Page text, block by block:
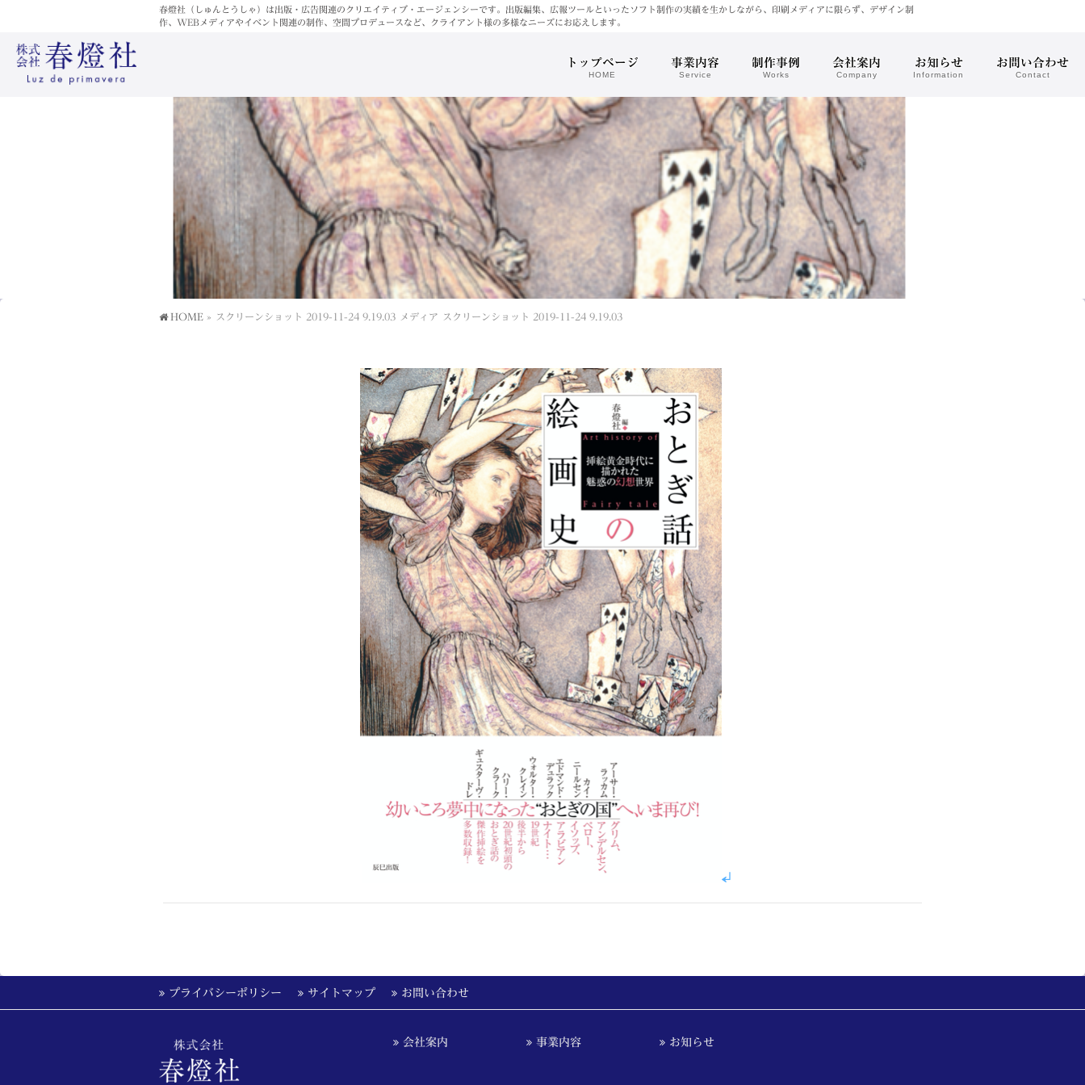
春燈社（しゅんとうしゃ）は出版・広告関連のクリエイティブ・エージェンシーです。出版編集、広報ツールといったソフト制作の実績を生かしながら、印刷メディアに限らず、デザイン制
作、WEBメディアやイベント関連の制作、空間プロデュースなど、クライアント様の多様なニーズにお応えします。
トップページ
HOME
事業内容
Service
制作事例
Works
会社案内
Company
お知らせ
Information
お問い合わせ
Contact
HOME » スクリーンショット 2019-11-24 9.19.03 メディア スクリーンショット 2019-11-24 9.19.03
プライバシーポリシー サイトマップ お問い合わせ
会社案内 事業内容 お知らせ